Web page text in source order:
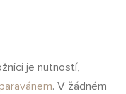
je nutností,
. V žádném